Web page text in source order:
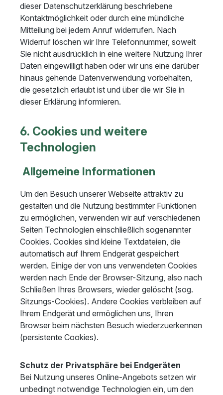
dieser Datenschutzerklärung beschriebene
Kontaktmöglichkeit oder durch eine mündliche
Mitteilung bei jedem Anruf widerrufen. Nach
Widerruf löschen wir Ihre Telefonnummer, soweit
Sie nicht ausdrücklich in eine weitere Nutzung Ihrer
Daten eingewilligt haben oder wir uns eine darüber
hinaus gehende Datenverwendung vorbehalten,
die gesetzlich erlaubt ist und über die wir Sie in
dieser Erklärung informieren.
6. Cookies und weitere
Technologien
Allgemeine Informationen
Um den Besuch unserer Webseite attraktiv zu
gestalten und die Nutzung bestimmter Funktionen
zu ermöglichen, verwenden wir auf verschiedenen
Seiten Technologien einschließlich sogenannter
Cookies. Cookies sind kleine Textdateien, die
automatisch auf Ihrem Endgerät gespeichert
werden. Einige der von uns verwendeten Cookies
werden nach Ende der Browser-Sitzung, also nach
Schließen Ihres Browsers, wieder gelöscht (sog.
Sitzungs-Cookies). Andere Cookies verbleiben auf
Ihrem Endgerät und ermöglichen uns, Ihren
Browser beim nächsten Besuch wiederzuerkennen
(persistente Cookies).
Schutz der Privatsphäre bei Endgeräten
Bei Nutzung unseres Online-Angebots setzen wir
unbedingt notwendige Technologien ein, um den